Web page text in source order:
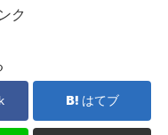
ク
はてブ